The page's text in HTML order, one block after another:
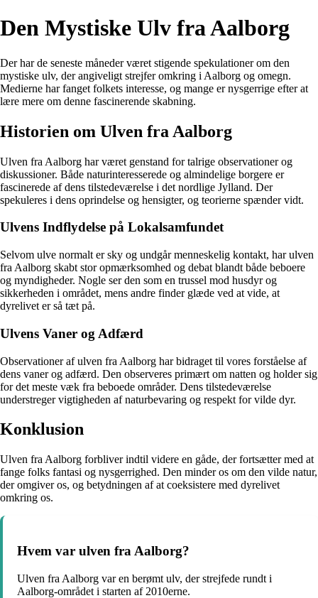
Den Mystiske Ulv fra Aalborg
Der har de seneste måneder været stigende spekulationer om den
mystiske ulv, der angiveligt strejfer omkring i Aalborg og omegn.
Medierne har fanget folkets interesse, og mange er nysgerrige efter at
lære mere om denne fascinerende skabning.
Historien om Ulven fra Aalborg
Ulven fra Aalborg har været genstand for talrige observationer og
diskussioner. Både naturinteresserede og almindelige borgere er
fascinerede af dens tilstedeværelse i det nordlige Jylland. Der
spekuleres i dens oprindelse og hensigter, og teorierne spænder vidt.
Ulvens Indflydelse på Lokalsamfundet
Selvom ulve normalt er sky og undgår menneskelig kontakt, har ulven
fra Aalborg skabt stor opmærksomhed og debat blandt både beboere
og myndigheder. Nogle ser den som en trussel mod husdyr og
sikkerheden i området, mens andre finder glæde ved at vide, at
dyrelivet er så tæt på.
Ulvens Vaner og Adfærd
Observationer af ulven fra Aalborg har bidraget til vores forståelse af
dens vaner og adfærd. Den observeres primært om natten og holder sig
for det meste væk fra beboede områder. Dens tilstedeværelse
understreger vigtigheden af naturbevaring og respekt for vilde dyr.
Konklusion
Ulven fra Aalborg forbliver indtil videre en gåde, der fortsætter med at
fange folks fantasi og nysgerrighed. Den minder os om den vilde natur,
der omgiver os, og betydningen af at coeksistere med dyrelivet
omkring os.
Hvem var ulven fra Aalborg?
Ulven fra Aalborg var en berømt ulv, der strejfede rundt i
Aalborg-området i starten af 2010erne.